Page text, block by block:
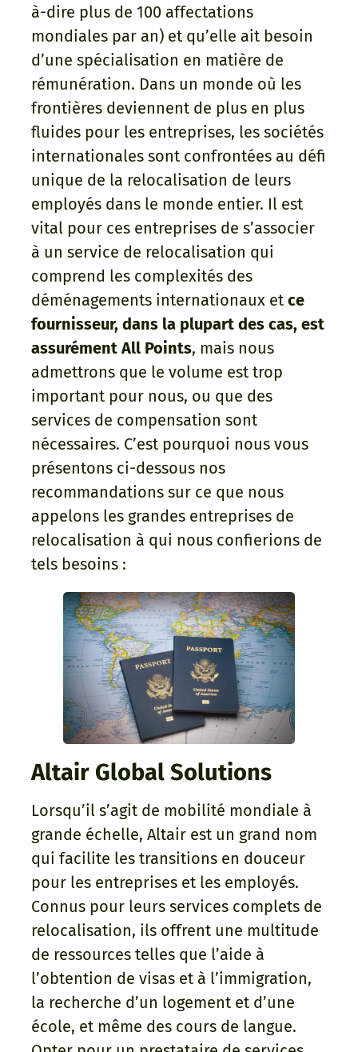
à-dire plus de 100 affectations
mondiales par an) et qu’elle ait besoin
d’une spécialisation en matière de
rémunération. Dans un monde où les
frontières deviennent de plus en plus
fluides pour les entreprises, les sociétés
internationales sont confrontées au défi
unique de la relocalisation de leurs
employés dans le monde entier. Il est
vital pour ces entreprises de s’associer
à un service de relocalisation qui
comprend les complexités des
déménagements internationaux et ce
fournisseur, dans la plupart des cas, est
assurément All Points, mais nous
admettrons que le volume est trop
important pour nous, ou que des
services de compensation sont
nécessaires. C’est pourquoi nous vous
présentons ci-dessous nos
recommandations sur ce que nous
appelons les grandes entreprises de
relocalisation à qui nous confierions de
tels besoins :
Altair Global Solutions
Lorsqu’il s’agit de mobilité mondiale à
grande échelle, Altair est un grand nom
qui facilite les transitions en douceur
pour les entreprises et les employés.
Connus pour leurs services complets de
relocalisation, ils offrent une multitude
de ressources telles que l’aide à
l’obtention de visas et à l’immigration,
la recherche d’un logement et d’une
école, et même des cours de langue.